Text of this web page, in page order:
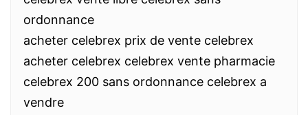
ordonnance
acheter celebrex prix de vente celebrex
acheter celebrex celebrex vente pharmacie
celebrex 200 sans ordonnance celebrex a
vendre